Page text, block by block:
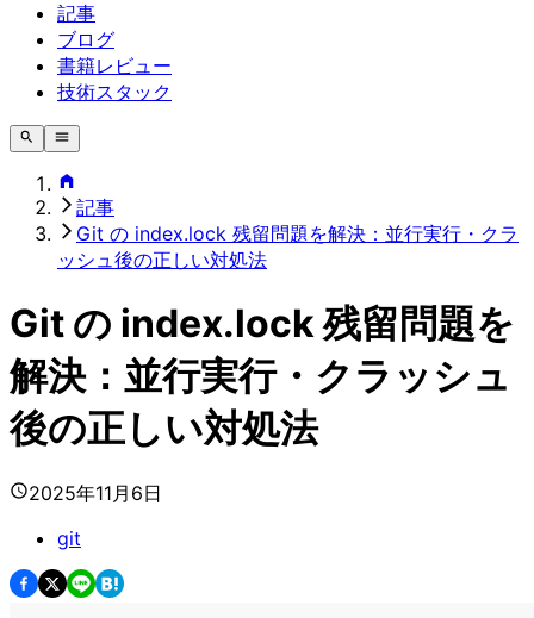
記事
ブログ
書籍レビュー
技術スタック
記事
Git の index.lock 残留問題を解決：並行実行・クラ
ッシュ後の正しい対処法
Git の index.lock 残留問題を
解決：並行実行・クラッシュ
後の正しい対処法
2025年11月6日
git